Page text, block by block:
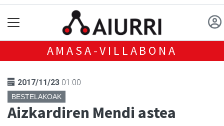
AMASA-VILLABONA
2017/11/23 01:00
BESTELAKOAK
Aizkardiren Mendi astea